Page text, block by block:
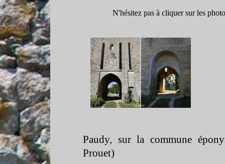
N'hésitez pas à cliquer sur les
Paudy, sur la commune
Prouet)